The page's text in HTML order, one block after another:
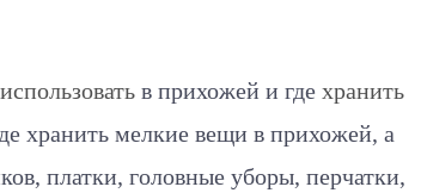
в прихожей и где хранить
хранить мелкие вещи в прихожей, а
платки, головные уборы, перчатки,